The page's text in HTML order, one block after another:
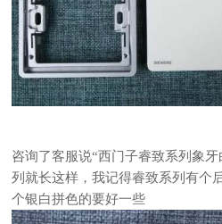
咨询了客服说“西门子睿致系列象
列就长这样，我记得睿致系列有个
个银白拼色的要好一些